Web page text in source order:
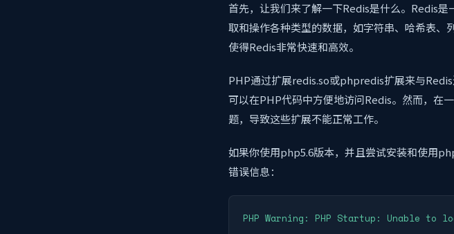
首先，让我们来了解一下Redis是什么。Redis
取和操作各种类型的数据，如字符串、哈希表、
使得Redis非常快速和高效。
PHP通过扩展redis.so或phpredis扩展来与
可以在PHP代码中方便地访问Redis。然而，在
题，导致这些扩展不能正常工作。
如果你使用php5.6版本，并且尝试安装和使用
错误信息：
PHP Warning: PHP Startup: Unable